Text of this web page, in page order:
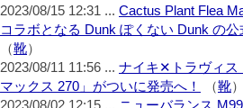
2023/08/15 12:31 ... Cactus Plant Flea
コラボとなる Dunk ぽくない Dunk の
（靴）
2023/08/11 11:56 ... ナイキ✕トラヴィス
マックス 270」がついに発売へ！
（靴
2023/08/02 12:15 ... ニューバランス